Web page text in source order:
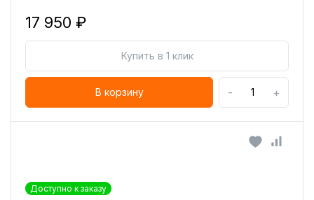
17 950 ₽
Купить в 1 клик
В корзину - +
Доступно к заказу